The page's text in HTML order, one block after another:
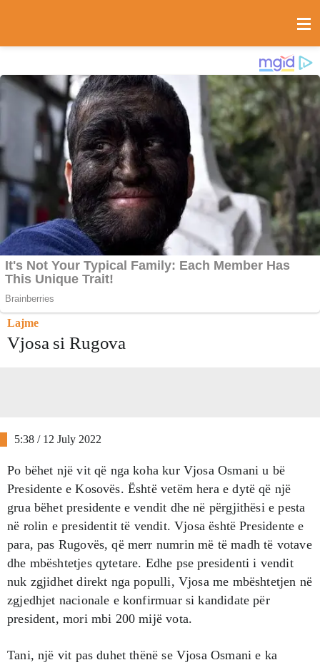
Lajme
Vjosa si Rugova
5:38 / 12 July 2022
Po bëhet një vit që nga koha kur Vjosa Osmani u bë
Presidente e Kosovës. Është vetëm hera e dytë që një
grua bëhet presidente e vendit dhe në përgjithësi e pesta
në rolin e presidentit të vendit. Vjosa është Presidente e
para, pas Rugovës, që merr numrin më të madh të votave
dhe mbështetjes qytetare. Edhe pse presidenti i vendit
nuk zgjidhet direkt nga populli, Vjosa me mbështetjen në
zgjedhjet nacionale e konfirmuar si kandidate për
president, mori mbi 200 mijë vota.
Tani, një vit pas duhet thënë se Vjosa Osmani e ka